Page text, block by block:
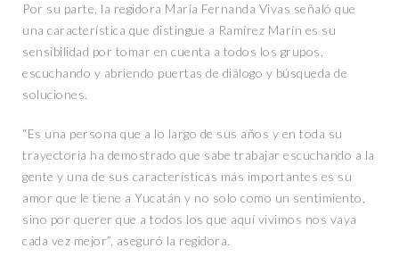
Por su parte, la regidora María Fernanda Vivas señaló que
una característica que distingue a Ramírez Marín es su
sensibilidad por tomar en cuenta a todos los grupos,
escuchando y abriendo puertas de diálogo y búsqueda de
soluciones.
“Es una persona que a lo largo de sus años y en toda su
trayectoria ha demostrado que sabe trabajar escuchando a la
gente y una de sus características más importantes es su
amor que le tiene a Yucatán y no solo como un sentimiento,
sino por querer que a todos los que aquí vivimos nos vaya
cada vez mejor”, aseguró la regidora.